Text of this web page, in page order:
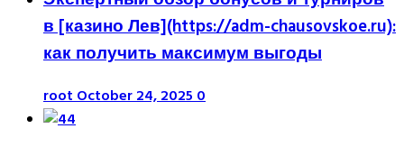
в [казино Лев](https://adm-chausovskoe.ru):
как получить максимум выгоды
rootOctober 24, 20250